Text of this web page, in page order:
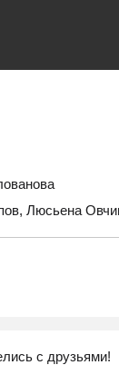
Люсьена
с друзьями!